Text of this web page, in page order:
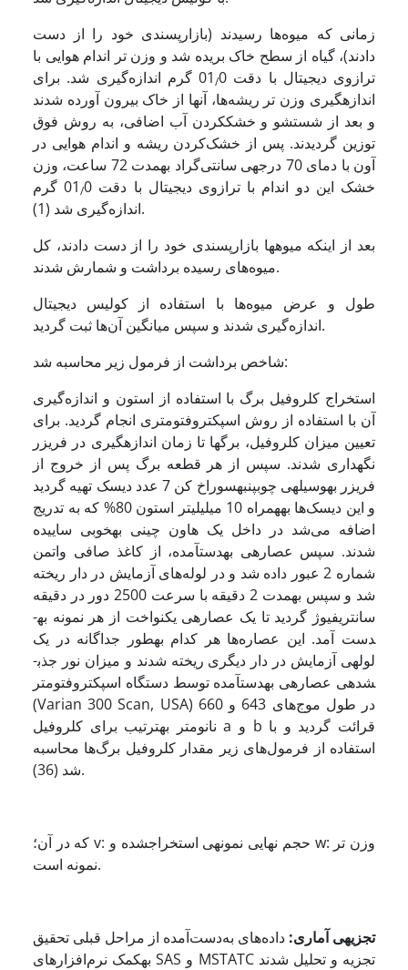
زمانی که میوه‌ها رسیدند (بازارپسندی خود را از دست
دادند)، گیاه از سطح خاک بریده شد و وزن تر اندام هوایی با
ترازوی دیجیتال با دقت 01
/
0 گرم اندازه‌گیری شد. برای
اندازه­گیری وزن تر ریشه‌ها، آنها از خاک بیرون آورده شدند
و بعد از شستشو و خشک­کردن آب اضافی، به روش فوق
توزین گردیدند. پس از خشک‌کردن ریشه و اندام هوایی در
آون با دمای 70 درجه­ی سانتی‌گراد به­مدت 72 ساعت، وزن
خشک این دو اندام با ترازوی دیجیتال با دقت 01
/
0 گرم
اندازه‌گیری شد (1).
بعد از اینکه میوه­ها بازارپسندی خود را از دست دادند، کل
میوه‌های رسیده برداشت و شمارش شدند.
طول و عرض میوه‌ها با استفاده از کولیس دیجیتال
اندازه‌گیری شدند و سپس میانگین آن‌ها ثبت گردید.
شاخص برداشت از فرمول زیر محاسبه شد:
استخراج کلروفیل برگ با استفاده از استون و اندازه‌گیری
آن با استفاده از روش اسپکتروفتومتری انجام گردید. برای
تعیین میزان کلروفیل، برگ­ها تا زمان اندازه­گیری در فریزر
نگهداری شدند. سپس از هر قطعه برگ پس از خروج از
فریزر به­وسیله­ی چوب­پنبه­سوراخ کن 7 عدد دیسک تهیه گردید
و این دیسک‌ها به­همراه 10 میلی­لیتر استون 80% که به تدریج
اضافه می‌شد در داخل یک هاون چینی به­خوبی ساییده
شدند. سپس عصاره­ی به­دست­آمده، از کاغذ صافی و­اتمن
شماره 2 عبور داده شد و در لوله‌های آزمایش در دار ریخته
شد و سپس به­مدت 2 دقیقه با سرعت 2500 دور در دقیقه
سانتریفیوژ گردید تا یک عصاره­ی یکنواخت از هر نمونه به­
دست آمد. این عصاره‌ها هر کدام به­طور جداگانه در یک
لوله­ی آزمایش در دار دیگری ریخته­ شدند و میزان نور جذب­
شده­ی عصاره­ی به­دست­آمده توسط دستگاه اسپکتروفتومتر
(Varian 300 Scan, USA) در طول موج‌های 643 و 660
نانومتر به­ترتیب برای کلروفیل a و b قرائت گردید و با
استفاده از فرمول‌های زیر مقدار کلروفیل برگ‌ها محاسبه
شد (36).
که در آن؛ v: حجم نهایی نمونه­ی استخراج­شده و w: وزن تر
نمونه است.
تجزیه­ی آماری: داده‌های به‌دست‌آمده از مراحل قبلی تحقیق
به­کمک نرم‌افزارهای SAS و MSTATC تجزیه و تحلیل شدند